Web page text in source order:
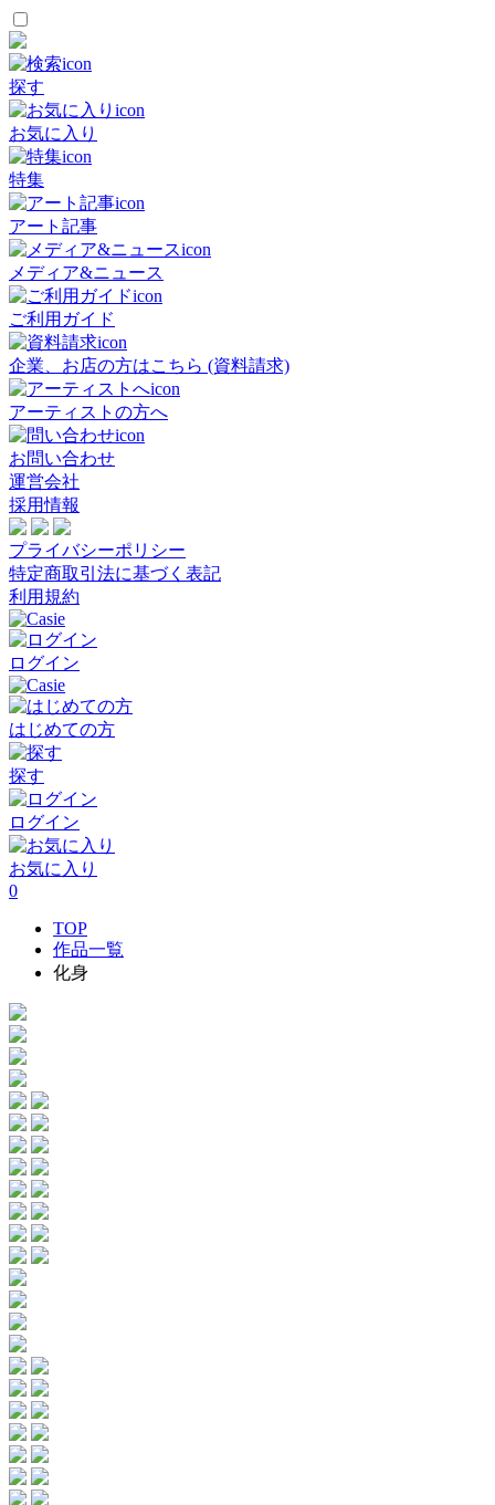
探す
お気に入り
特集
アート記事
メディア&ニュース
ご利用ガイド
企業、お店の方はこちら (資料請求)
アーティストの方へ
お問い合わせ
運営会社
採用情報
プライバシーポリシー
特定商取引法に基づく表記
利用規約
ログイン
はじめての方
探す
ログイン
お気に入り
0
TOP
作品一覧
化身